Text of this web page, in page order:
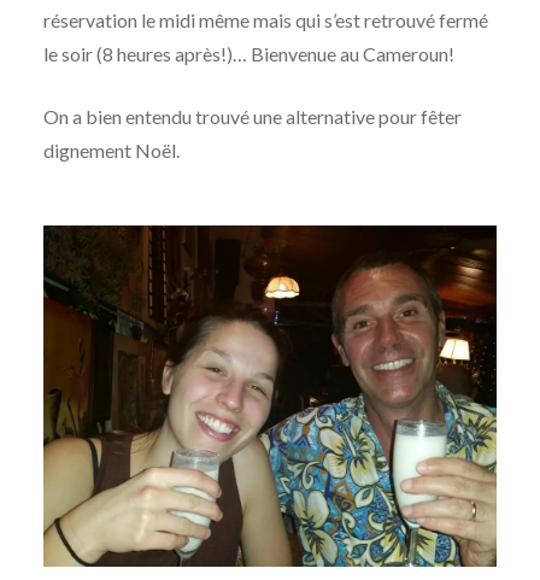
réservation le midi même mais qui s’est retrouvé fermé
le soir (8 heures après!)… Bienvenue au Cameroun!
On a bien entendu trouvé une alternative pour fêter
dignement Noël.